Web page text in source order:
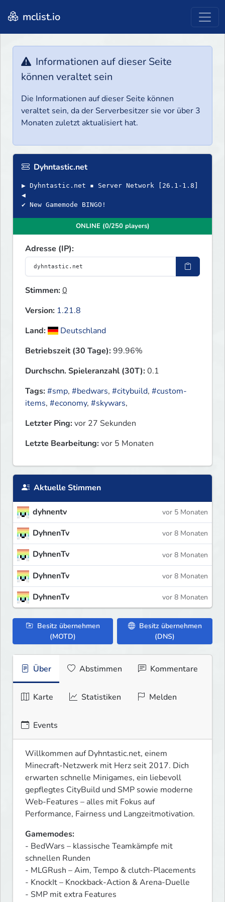
mclist.io
Informationen auf dieser Seite
können veraltet sein
Die Informationen auf dieser Seite können
veraltet sein, da der Serverbesitzer sie vor über 3
Monaten zuletzt aktualisiert hat.
Dyhntastic.net
▶ Dyhntastic.net ▪ Server Network [26.1-1.8]
◀
✔ New Gamemode BINGO!
ONLINE (0/250 players)
Adresse (IP):
Stimmen:0
Version: 1.21.8
Land:
Deutschland
Betriebszeit (30 Tage):99.96%
Durchschn. Spieleranzahl (30T):0.1
Tags:#smp, #bedwars, #citybuild, #custom-
items, #economy, #skywars,
Letzter Ping:vor 27 Sekunden
Letzte Bearbeitung:vor 5 Monaten
Aktuelle Stimmen
dyhnentv vor 5 Monaten
DyhnenTv vor 8 Monaten
DyhnenTv vor 8 Monaten
DyhnenTv vor 8 Monaten
DyhnenTv vor 8 Monaten
Besitz übernehmen
(MOTD)
Besitz übernehmen
(DNS)
Über Abstimmen Kommentare
Karte Statistiken Melden
Events
Willkommen auf Dyhntastic.net, einem
Minecraft-Netzwerk mit Herz seit 2017. Dich
erwarten schnelle Minigames, ein liebevoll
gepflegtes CityBuild und SMP sowie moderne
Web-Features – alles mit Fokus auf
Performance, Fairness und Langzeitmotivation.
Gamemodes:
- BedWars – klassische Teamkämpfe mit
schnellen Runden
- MLGRush – Aim, Tempo & clutch-Placements
- KnockIt – Knockback-Action & Arena-Duelle
- SMP mit extra Features